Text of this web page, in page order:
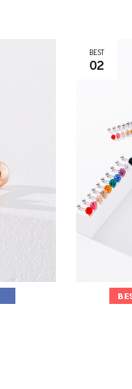
BEST
02